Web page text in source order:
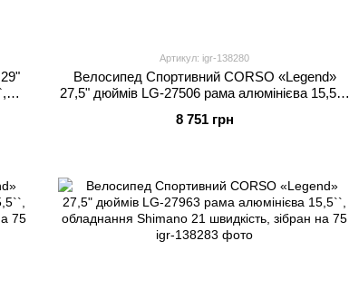
Артикул: igr-138280
Велосипед Спортивний CORSO «Legend»
27,5" дюймів LG-27506 рама алюмінієва 15,5``,
75
8 751 грн